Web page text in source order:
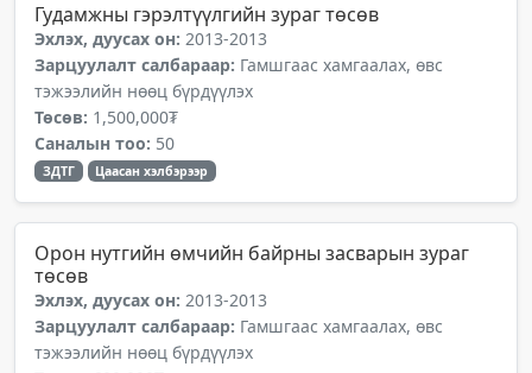
Гудамжны гэрэлтүүлгийн зураг төсөв
Эхлэх, дуусах он: 2013-2013
Зарцуулалт салбараар: Гамшгаас хамгаалах, өвс
тэжээлийн нөөц бүрдүүлэх
Төсөв: 1,500,000₮
Саналын тоо: 50
ЗДТГ Цаасан хэлбэрээр
Орон нутгийн өмчийн байрны засварын зураг
төсөв
Эхлэх, дуусах он: 2013-2013
Зарцуулалт салбараар: Гамшгаас хамгаалах, өвс
тэжээлийн нөөц бүрдүүлэх